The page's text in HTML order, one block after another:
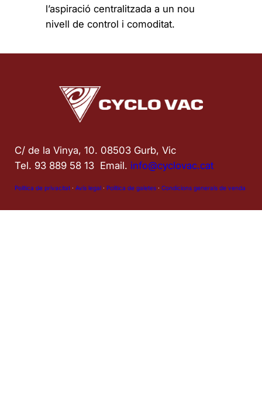
l’aspiració centralitzada a un nou
nivell de control i comoditat.
C/ de la Vinya, 10. 08503 Gurb, Vic
Tel. 93 889 58 13  Email. info@cyclovac.cat
Política de privacitat · Avís legal · Política de galetes · Condicions generals de venda